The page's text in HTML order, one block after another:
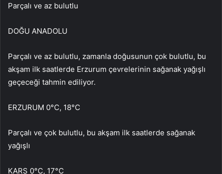
Parçalı ve az bulutlu
DOĞU ANADOLU
Parçalı ve az bulutlu, zamanla doğusunun çok bulutlu, bu
akşam ilk saatlerde Erzurum çevrelerinin sağanak yağışlı
geçeceği tahmin ediliyor.
ERZURUM 0°C, 18°C
Parçalı ve çok bulutlu, bu akşam ilk saatlerde sağanak
yağışlı
KARS 0°C, 17°C